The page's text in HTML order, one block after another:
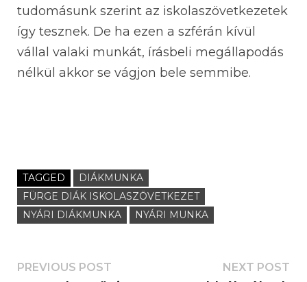
tudomásunk szerint az iskolaszövetkezetek
így tesznek. De ha ezen a szférán kívül
vállal valaki munkát, írásbeli megállapodás
nélkül akkor se vágjon bele semmibe.
TAGGED
DIÁKMUNKA
FÜRGE DIÁK ISKOLASZÖVETKEZET
NYÁRI DIÁKMUNKA
NYÁRI MUNKA
PREVIOUS POST NEXT POST